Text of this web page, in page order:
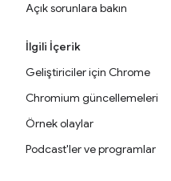
Açık sorunlara bakın
İlgili İçerik
Geliştiriciler için Chrome
Chromium güncellemeleri
Örnek olaylar
Podcast'ler ve programlar